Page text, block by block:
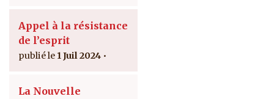
Appel à la résistance
de l’esprit
1 Juil 2024
La Nouvelle